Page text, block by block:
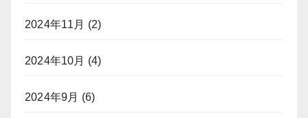
2024年11月 (2)
2024年10月 (4)
2024年9月 (6)